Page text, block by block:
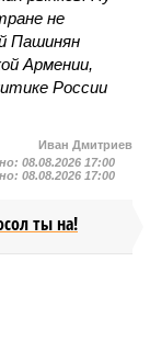
не
Пашинян
Армении,
России
Иван Дмитриев
08.08.2026 17:00
08.08.2026 17:00
ты на!